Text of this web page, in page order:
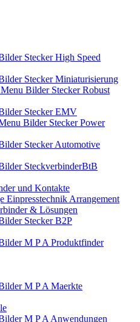
und Kontakte
& Lösungen